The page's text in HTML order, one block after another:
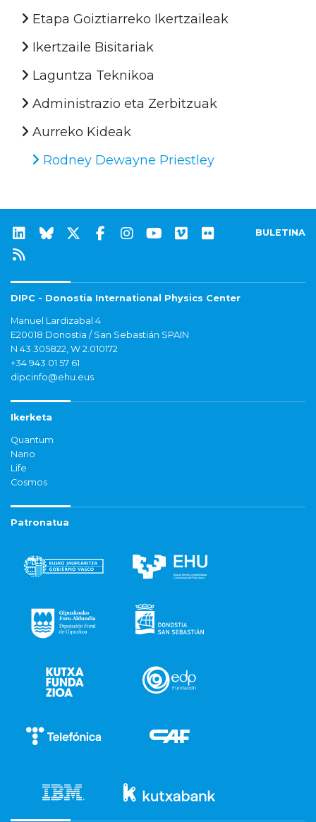
Etapa Goiztiarreko Ikertzaileak
Ikertzaile Bisitariak
Laguntza Teknikoa
Administrazio eta Zerbitzuak
Aurreko Kideak
Rodney Dewayne Priestley
BULETINA
DIPC - Donostia International Physics Center
Manuel Lardizabal 4
E20018 Donostia / San Sebastián SPAIN
N 43.305822, W 2.010172
+34 943 01 57 61
dipcinfo@ehu.eus
Ikerketa
Quantum
Nano
Life
Cosmos
Patronatua